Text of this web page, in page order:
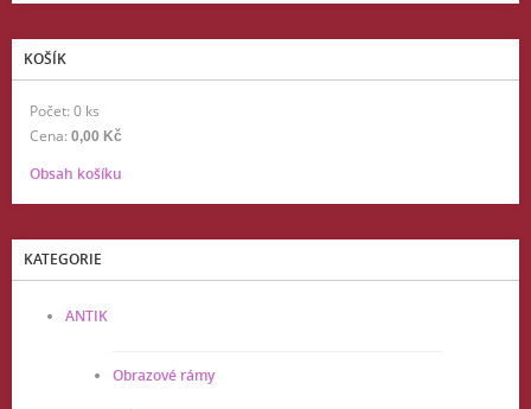
KOŠÍK
Počet: 0 ks
Cena: 0,00 Kč
Obsah košíku
KATEGORIE
ANTIK
Obrazové rámy